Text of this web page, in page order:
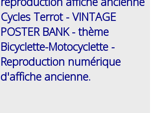
Cycles Terrot - VINTAGE
POSTER BANK - thème
Bicyclette-Motocyclette -
Reproduction numérique
d'affiche ancienne.